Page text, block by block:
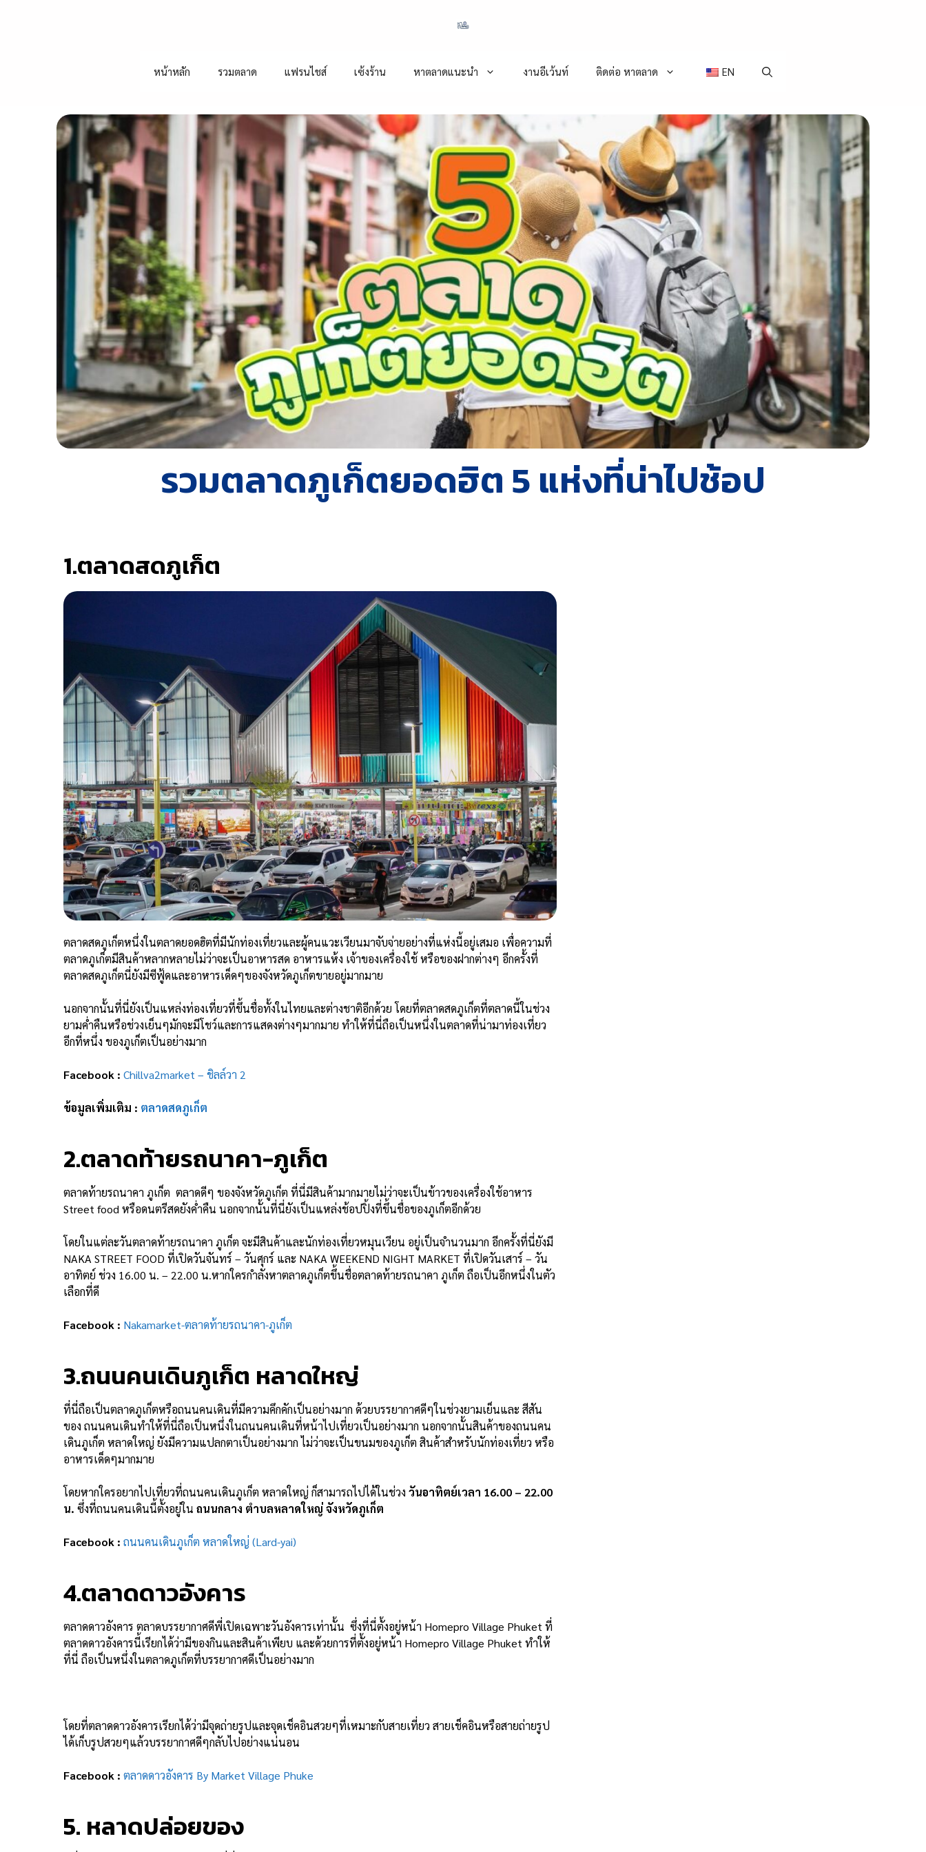
หน้าหลัก รวมตลาด แฟรนไชส์ เซ้งร้าน หาตลาดแนะนำ งานอีเว้นท์ ติดต่อ หาตลาด EN
รวมตลาดภูเก็ตยอดฮิต 5 แห่งที่น่าไปช้อป
1.ตลาดสดภูเก็ต
ตลาดสดภูเก็ตหนึ่งในตลาดยอดฮิตที่มีนักท่องเที่ยวและผู้คนแวะเวียนมาจับจ่ายอย่างที่แห่งนี้อยู่เสมอ เพื่อความที่
ตลาดภูเก็ตมีสินค้าหลากหลายไม่ว่าจะเป็นอาหารสด อาหารแห้ง เจ้าของเครื่องใช้ หรือของฝากต่างๆ อีกครั้งที่
ตลาดสดภูเก็ตนี่ยังมีซีฟู้ดและอาหารเด็ดๆของจังหวัดภูเก็ตขายอยู่มากมาย
นอกจากนั้นที่นี่ยังเป็นแหล่งท่องเที่ยวที่ขึ้นชื่อทั้งในไทยและต่างชาติอีกด้วย โดยที่ตลาดสดภูเก็ตที่ตลาดนี้ในช่วง
ยามค่ำคืนหรือช่วงเย็นๆมักจะมีโชว์และการแสดงต่างๆมากมาย ทำให้ที่นี่ถือเป็นหนึ่งในตลาดที่น่ามาท่องเที่ยว
อีกที่หนึ่ง ของภูเก็ตเป็นอย่างมาก
Facebook : Chillva2market – ชิลล์วา 2
ข้อมูลเพิ่มเติม : ตลาดสดภูเก็ต
2.ตลาดท้ายรถนาคา-ภูเก็ต
ตลาดท้ายรถนาคา ภูเก็ต ตลาดดีๆ ของจังหวัดภูเก็ต ที่นี่มีสินค้ามากมายไม่ว่าจะเป็นข้าวของเครื่องใช้อาหาร
Street food หรือดนตรีสดยังค่ำคืน นอกจากนั้นที่นี่ยังเป็นแหล่งช้อปปิ้งที่ขึ้นชื่อของภูเก็ตอีกด้วย
โดยในแต่ละวันตลาดท้ายรถนาคา ภูเก็ต จะมีสินค้าและนักท่องเที่ยวหมุนเวียน อยู่เป็นจำนวนมาก อีกครั้งที่นี่ยังมี
NAKA STREET FOOD ที่เปิดวันจันทร์ – วันศุกร์ และ NAKA WEEKEND NIGHT MARKET ที่เปิดวันเสาร์ – วัน
อาทิตย์ ช่วง 16.00 น. – 22.00 น.หากใครกำลังหาตลาดภูเก็ตขึ้นชื่อตลาดท้ายรถนาคา ภูเก็ต ถือเป็นอีกหนึ่งในตัว
เลือกที่ดี
Facebook : Nakamarket-ตลาดท้ายรถนาคา-ภูเก็ต
3.ถนนคนเดินภูเก็ต หลาดใหญ่
ที่นี่ถือเป็นตลาดภูเก็ตหรือถนนคนเดินที่มีความคึกคักเป็นอย่างมาก ด้วยบรรยากาศดีๆในช่วงยามเย็นและ สีสัน
ของ ถนนคนเดินทำให้ที่นี่ถือเป็นหนึ่งในถนนคนเดินที่หน้าไปเที่ยวเป็นอย่างมาก นอกจากนั้นสินค้าของถนนคน
เดินภูเก็ต หลาดใหญ่ ยังมีความแปลกตาเป็นอย่างมาก ไม่ว่าจะเป็นขนมของภูเก็ต สินค้าสำหรับนักท่องเที่ยว หรือ
อาหารเด็ดๆมากมาย
โดยหากใครอยากไปเที่ยวที่ถนนคนเดินภูเก็ต หลาดใหญ่ ก็สามารถไปได้ในช่วง วันอาทิตย์เวลา 16.00 – 22.00
น. ซึ่งที่ถนนคนเดินนี้ตั้งอยู่ใน ถนนกลาง ตำบลหลาดใหญ่ จังหวัดภูเก็ต
Facebook : ถนนคนเดินภูเก็ต หลาดใหญ่ (Lard-yai)
4.ตลาดดาวอังคาร
ตลาดดาวอังคาร ตลาดบรรยากาศดีพี่เปิดเฉพาะวันอังคารเท่านั้น ซึ่งที่นี่ตั้งอยู่หน้า Homepro Village Phuket ที่
ตลาดดาวอังคารนี้เรียกได้ว่ามีของกินและสินค้าเพียบ และด้วยการที่ตั้งอยู่หน้า Homepro Village Phuket ทำให้
ที่นี่ ถือเป็นหนึ่งในตลาดภูเก็ตที่บรรยากาศดีเป็นอย่างมาก
โดยที่ตลาดดาวอังคารเรียกได้ว่ามีจุดถ่ายรูปและจุดเช็คอินสวยๆที่เหมาะกับสายเที่ยว สายเช็คอินหรือสายถ่ายรูป
ได้เก็บรูปสวยๆแล้วบรรยากาศดีๆกลับไปอย่างแน่นอน
Facebook : ตลาดดาวอังคาร By Market Village Phuke
5. หลาดปล่อยของ